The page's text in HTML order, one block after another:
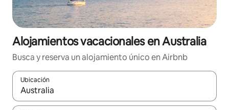
Alojamientos vacacionales en Australia
Busca y reserva un alojamiento único en Airbnb
Ubicación
Cuando los resultados estén disponibles, podrás navegar